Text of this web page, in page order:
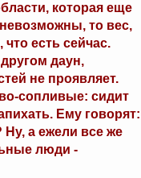
которая еще
то вес,
есть сейчас.
даун,
не проявляет.
сопливые: сидит
Ему говорят:
Ну, а ежели все же
люди -